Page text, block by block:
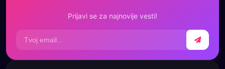
Prijavi se za najnovije vesti!